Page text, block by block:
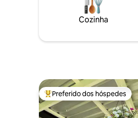
Cozinha
Entre os melhores preferidos
Preferido dos hóspedes